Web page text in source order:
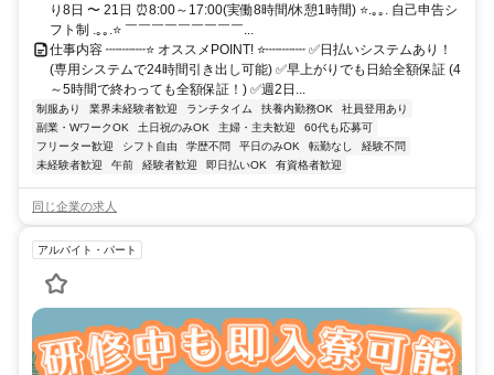
り8日 〜 21日 ⏰8:00～17:00(実働8時間/休憩1時間) ⭐.｡｡. 自己申告シ
フト制 .｡｡.⭐ ￣￣￣￣￣￣￣￣￣...
仕事内容 ┉┉┉⭐ オススメPOINT! ⭐┉┉┉ ✅日払いシステムあり！
(専用システムで24時間引き出し可能) ✅早上がりでも日給全額保証 (4
～5時間で終わっても全額保証！) ✅週2日...
制服あり 業界未経験者歓迎 ランチタイム 扶養内勤務OK
社員登用あり
副業・WワークOK
土日祝のみOK 主婦・主夫歓迎
60代も応募可
フリーター歓迎
シフト自由 学歴不問 平日のみOK 転勤なし
経験不問
未経験者歓迎
午前 経験者歓迎 即日払いOK 有資格者歓迎
同じ企業の求人
アルバイト・パート